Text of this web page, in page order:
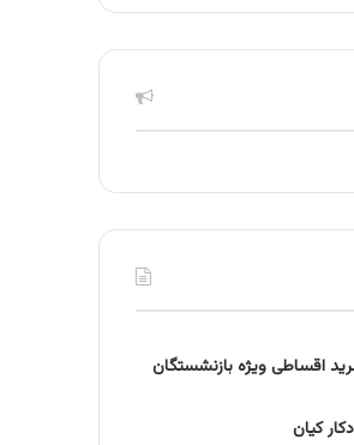
اقساطی ویژه بازنشستگان
کیان